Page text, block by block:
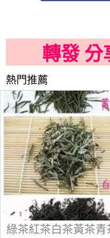
轉發 分
熱門推薦
綠茶紅茶白茶黃茶